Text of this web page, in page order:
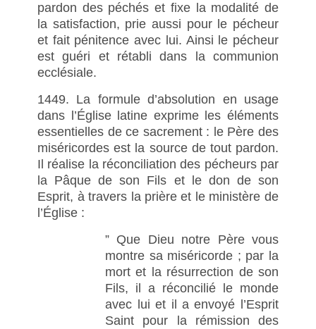
pardon des péchés et fixe la modalité de
la satisfaction, prie aussi pour le pécheur
et fait pénitence avec lui. Ainsi le pécheur
est guéri et rétabli dans la communion
ecclésiale.
1449. La formule d’absolution en usage
dans l’Église latine exprime les éléments
essentielles de ce sacrement : le Père des
miséricordes est la source de tout pardon.
Il réalise la réconciliation des pécheurs par
la Pâque de son Fils et le don de son
Esprit, à travers la prière et le ministère de
l’Église :
” Que Dieu notre Père vous
montre sa miséricorde ; par la
mort et la résurrection de son
Fils, il a réconcilié le monde
avec lui et il a envoyé l’Esprit
Saint pour la rémission des